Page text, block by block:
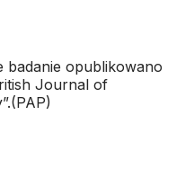
badanie opublikowano
Journal of